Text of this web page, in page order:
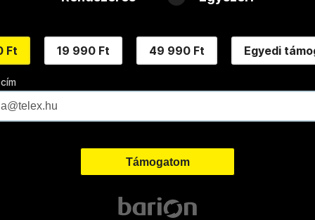
Ft 19 990 Ft 49 990 Ft Egyedi